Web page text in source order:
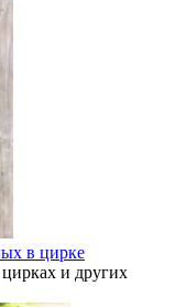
в цирке
цирках и других